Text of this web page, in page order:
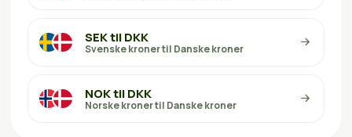
SEK til DKK
Svenske kroner til Danske kroner
NOK til DKK
Norske kroner til Danske kroner